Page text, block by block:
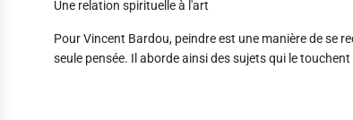
Une relation spirituelle à l'art
Pour Vincent Bardou, peindre est une manière de se
seule pensée. Il aborde ainsi des sujets qui le